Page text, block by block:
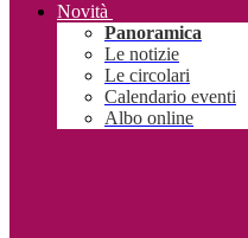
Novità
Panoramica
Le notizie
Le circolari
Calendario eventi
Albo online